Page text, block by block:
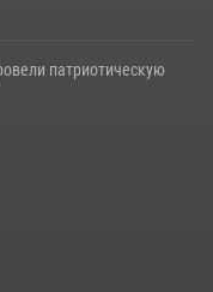
патриотическую